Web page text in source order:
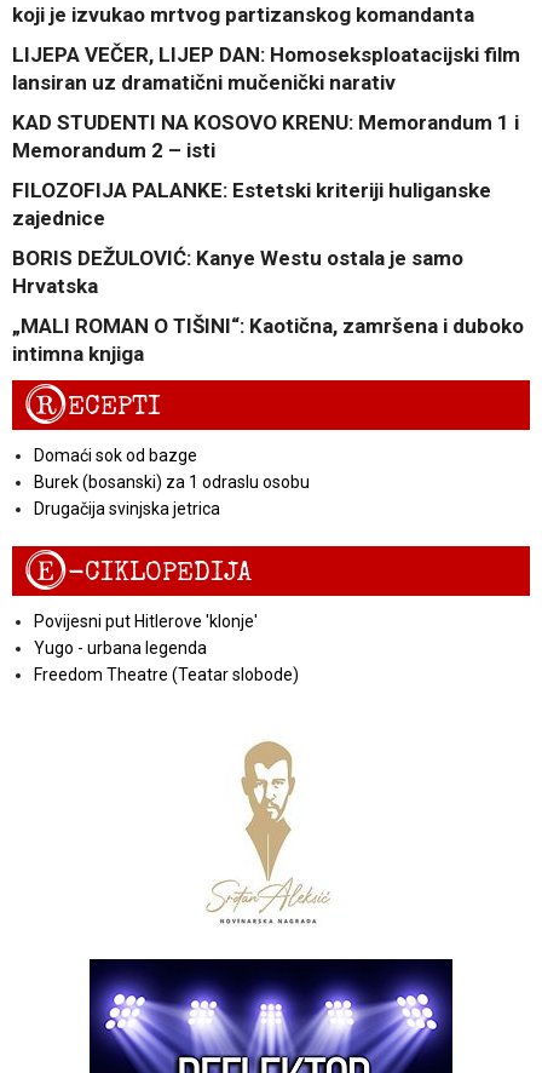
koji je izvukao mrtvog partizanskog komandanta
LIJEPA VEČER, LIJEP DAN: Homoseksploatacijski film
lansiran uz dramatični mučenički narativ
KAD STUDENTI NA KOSOVO KRENU: Memorandum 1 i
Memorandum 2 – isti
FILOZOFIJA PALANKE: Estetski kriteriji huliganske
zajednice
BORIS DEŽULOVIĆ: Kanye Westu ostala je samo
Hrvatska
„MALI ROMAN O TIŠINI“: Kaotična, zamršena i duboko
intimna knjiga
RECEPTI
Domaći sok od bazge
Burek (bosanski) za 1 odraslu osobu
Drugačija svinjska jetrica
E-CIKLOPEDIJA
Povijesni put Hitlerove 'klonje'
Yugo - urbana legenda
Freedom Theatre (Teatar slobode)